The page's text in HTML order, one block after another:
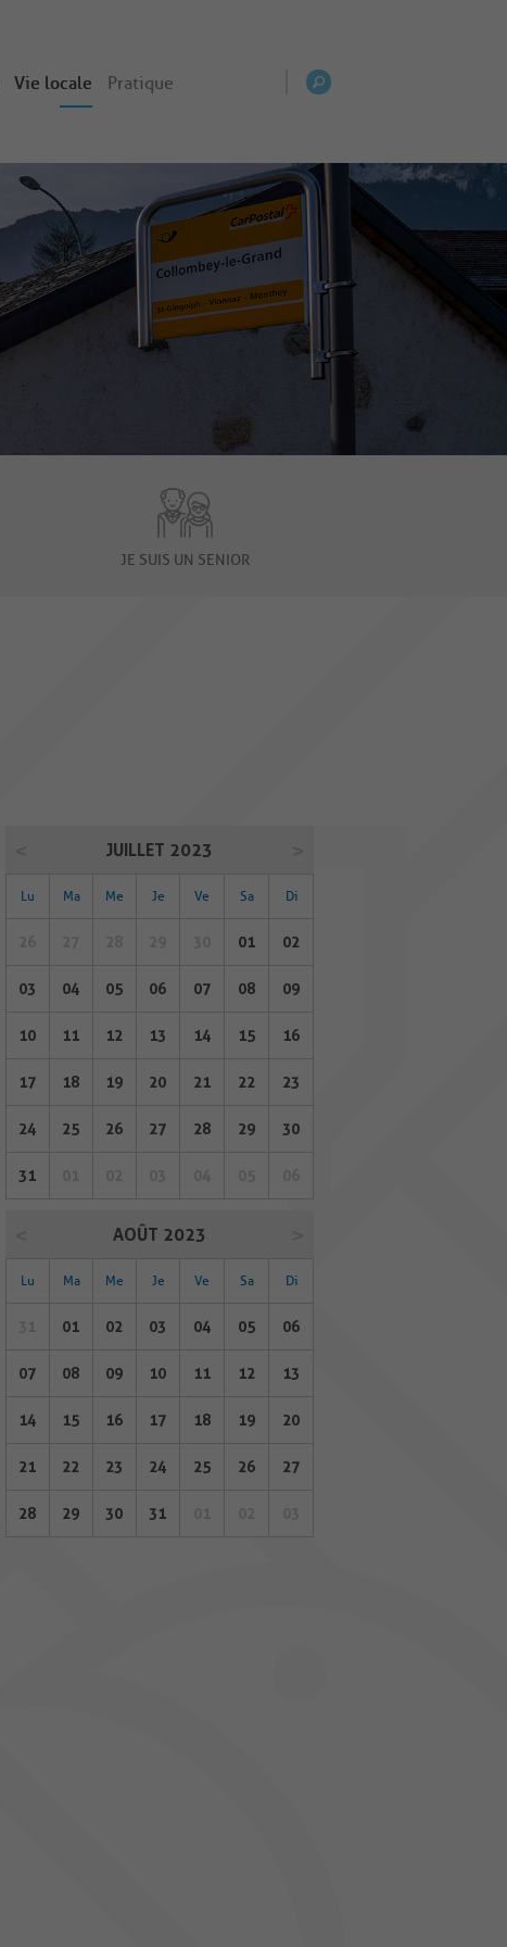
Vie locale Pratique
JE SUIS UN SENIOR
JUILLET 2023
Lu Ma Me Je Ve Sa Di
01 02
03 04 05 06 07 08 09
10 11 12 13 14 15 16
17 18 19 20 21 22 23
24 25 26 27 28 29 30
31
AOÛT 2023
Lu Ma Me Je Ve Sa Di
01 02 03 04 05 06
07 08 09 10 11 12 13
14 15 16 17 18 19 20
21 22 23 24 25 26 27
28 29 30 31